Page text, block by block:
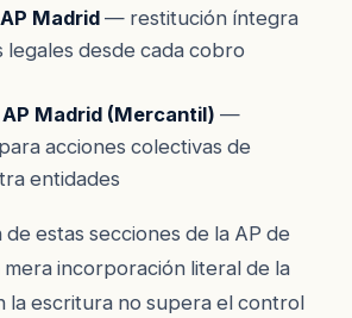
Madrid — restitución íntegra
legales desde cada cobro
Madrid (Mercantil) —
acciones colectivas de
entidades
estas secciones de la AP de
mera incorporación literal de la
la escritura no supera el control